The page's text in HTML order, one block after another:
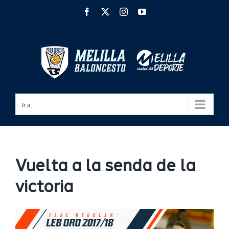
Facebook InstagramYouTube
Ir a...
Vuelta a la senda de la
victoria
Ver